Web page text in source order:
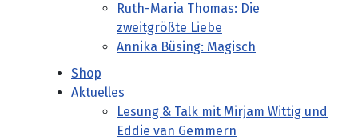
Ruth-Maria Thomas: Die
zweitgrößte Liebe
Annika Büsing: Magisch
Shop
Aktuelles
Lesung & Talk mit Mirjam Wittig und
Eddie van Gemmern